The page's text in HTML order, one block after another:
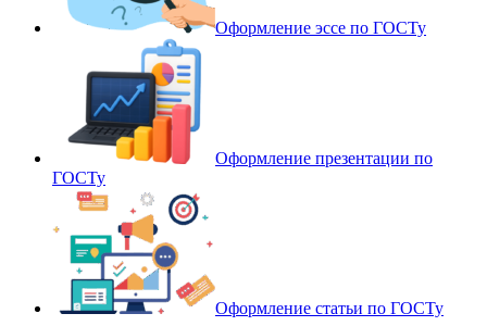
Оформление эссе по ГОСТу
Оформление презентации по
ГОСТу
Оформление статьи по ГОСТу